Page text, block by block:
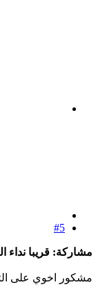
#5
مشاركة: قريبا نداء
مشكور اخوي على